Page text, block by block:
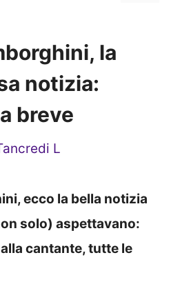
la
notizia:
breve
L
ecco la bella notizia
solo) aspettavano:
cantante, tutte le